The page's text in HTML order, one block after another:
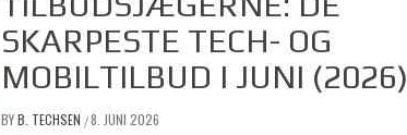
SKARPESTE TECH- OG
MOBILTILBUD I JUNI (2026)
BYB. TECHSEN /8. JUNI 2026